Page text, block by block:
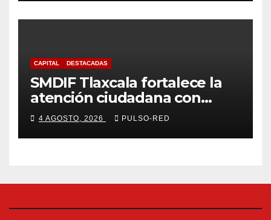
CAPITAL DESTACADAS
SMDIF Tlaxcala fortalece la
atención ciudadana con
servicios cercanos y espacios
dignos para las familias
4 AGOSTO, 2026 PULSO-RED